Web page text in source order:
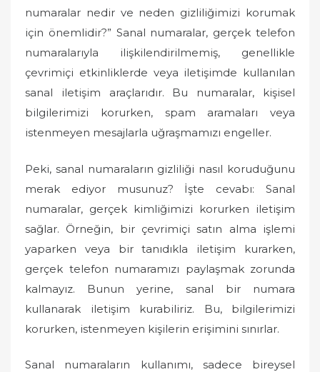
numaralar nedir ve neden gizliliğimizi korumak
için önemlidir?” Sanal numaralar, gerçek telefon
numaralarıyla ilişkilendirilmemiş, genellikle
çevrimiçi etkinliklerde veya iletişimde kullanılan
sanal iletişim araçlarıdır. Bu numaralar, kişisel
bilgilerimizi korurken, spam aramaları veya
istenmeyen mesajlarla uğraşmamızı engeller.
Peki, sanal numaraların gizliliği nasıl koruduğunu
merak ediyor musunuz? İşte cevabı: Sanal
numaralar, gerçek kimliğimizi korurken iletişim
sağlar. Örneğin, bir çevrimiçi satın alma işlemi
yaparken veya bir tanıdıkla iletişim kurarken,
gerçek telefon numaramızı paylaşmak zorunda
kalmayız. Bunun yerine, sanal bir numara
kullanarak iletişim kurabiliriz. Bu, bilgilerimizi
korurken, istenmeyen kişilerin erişimini sınırlar.
Sanal numaraların kullanımı, sadece bireysel